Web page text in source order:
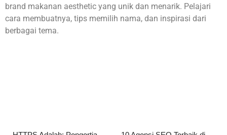
brand makanan aesthetic yang unik dan menarik. Pelajari
cara membuatnya, tips memilih nama, dan inspirasi dari
berbagai tema.